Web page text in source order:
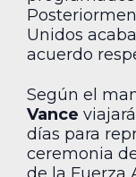
Unidos
acuerdo
Según el
Vance
días para
ceremonia